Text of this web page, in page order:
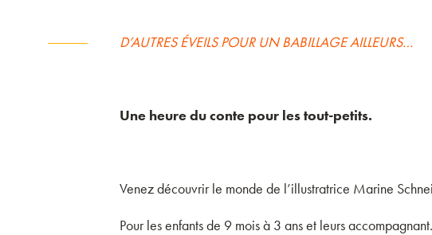
D’AUTRES ÉVEILS POUR UN BABILLAGE AILLEURS…
Une heure du conte pour les tout-petits.
Venez découvrir le monde de l’illustratrice Marine
Pour les enfants de 9 mois à 3 ans et leurs